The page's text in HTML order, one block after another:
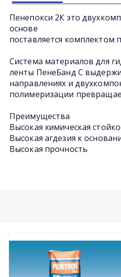
Пенепокси 2К это
основе
поставляется комплектом
Система материалов для
ленты ПенеБанд С
направлениях и
полимеризации
Преимущества
Высокая химическая
Высокая агдезия к
Высокая прочность